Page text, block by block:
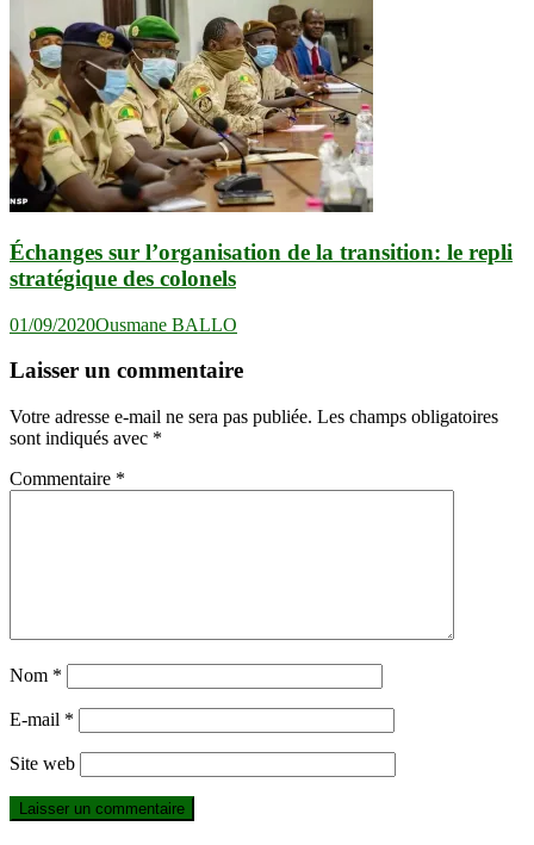
Échanges sur l’organisation de la transition: le repli
stratégique des colonels
01/09/2020Ousmane BALLO
Laisser un commentaire
Votre adresse e-mail ne sera pas publiée. Les champs obligatoires
sont indiqués avec *
Commentaire *
Nom *
E-mail *
Site web